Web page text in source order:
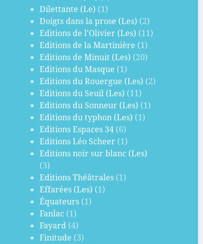
Dilettante (Le) (1)
Doigts dans la prose (Les) (2)
Editions de l'Olivier (Les) (11)
Editions de la Martinière (1)
Editions de Minuit (Les) (20)
Editions du Masque (1)
Editions du Rouergue (Les) (2)
Editions du Seuil (Les) (11)
Editions du Sonneur (Les) (1)
Editions du typhon (Les) (1)
Editions Espaces 34 (6)
Editions Léo Scheer (1)
Editions noir sur blanc (Les)
(3)
Editions Théâtrales (1)
Effarées (Les) (1)
Équateurs (1)
Fanlac (1)
Fayard (4)
Finitude (3)